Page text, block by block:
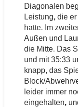
Diagonalen
Leistung, die
hatte. Im
Außen und
die Mitte. Das
und mit 35:33
knapp, das
Block/
leider immer
eingehalten,